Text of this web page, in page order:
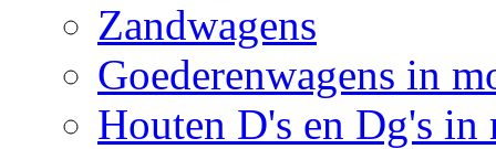
Zandwagens
Goederenwagens in
Houten D's en Dg's in